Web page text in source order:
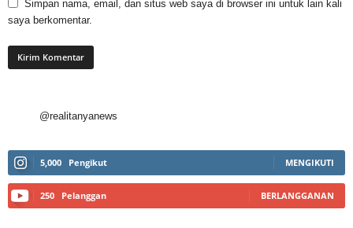
Simpan nama, email, dan situs web saya di browser ini untuk lain kali
saya berkomentar.
@realitanyanews
5,000 Pengikut MENGIKUTI
250 Pelanggan BERLANGGANAN